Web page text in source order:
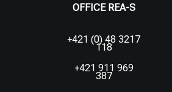
OFFICE REA-S
+421 (0) 48 3217
118
+421 911 969
387